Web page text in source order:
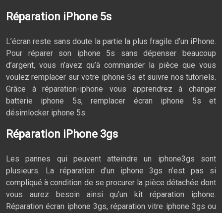
Réparation iPhone 5s
L’écran reste sans doute la partie la plus fragile d’un iPhone.
Pour réparer son iphone 5s sans dépenser beaucoup
d’argent, vous n’avez qu’à commander la pièce que vous
voulez remplacer sur votre iphone 5s et suivre nos tutoriels.
Grâce à réparation-iphone vous apprendrez à changer
batterie iphone 5s, remplacer écran iphone 5s et
désimlocker iphone 5s.
Réparation iPhone 3gs
Les pannes qui peuvent atteindre un iphone3gs sont
plusieurs. La réparation d’un iphone 3gs n’est pas si
compliqué à condition de se procurer la pièce détachée dont
vous aurez besoin ainsi qu’un kit réparation iphone.
Réparation écran iphone 3gs, réparation vitre iphone 3gs ou